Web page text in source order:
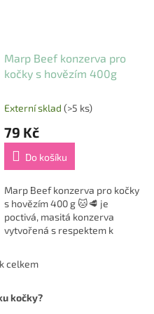
Marp Beef konzerva pro
kočky s hovězím 400g
Externí sklad (>5 ks)
79 Kč
Do košíku
Marp Beef konzerva pro kočky
s hovězím 400 g 🐱🥩 je
poctivá, masitá konzerva
vytvořená s respektem k
Prémiová řada Marp Pure...
celkem
kočky?